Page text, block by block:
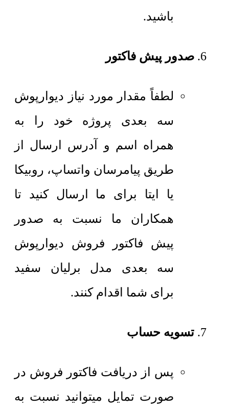
باشید.
صدور پیش فاکتور
لطفاً مقدار مورد نیاز دیوارپوش
سه بعدی پروژه خود را به
همراه اسم و آدرس ارسال از
طریق پیامرسان واتساپ، روبیکا
یا ایتا برای ما ارسال کنید تا
همکاران ما نسبت به صدور
پیش فاکتور فروش دیوارپوش
سه بعدی مدل برلیان سفید
برای شما اقدام کنند.
تسویه حساب
پس از دریافت فاکتور فروش در
صورت تمایل میتوانید نسبت به